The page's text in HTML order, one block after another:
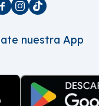
  
nuestra App